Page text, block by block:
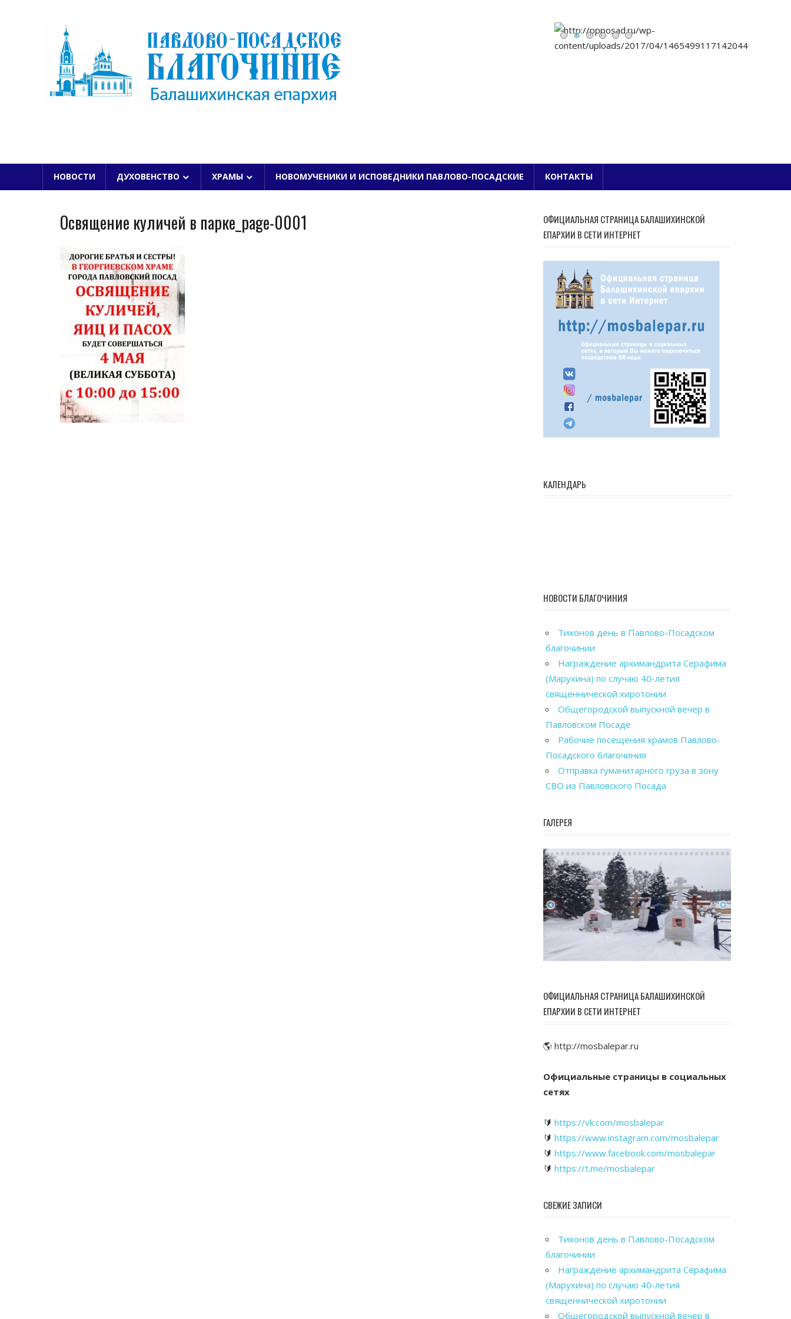
ПАВЛОВО-ПОСАДСКОЕ БЛАГОЧИНИЕ
НОВОСТИ ДУХОВЕНСТВО ХРАМЫ НОВОМУЧЕНИКИ И ИСПОВЕДНИКИ ПАВЛОВО-ПОСАДСКИЕ КОНТАКТЫ
Освящение куличей в парке_page-0001
ОФИЦИАЛЬНАЯ СТРАНИЦА БАЛАШИХИНСКОЙ
ЕПАРХИИ В СЕТИ ИНТЕРНЕТ
КАЛЕНДАРЬ
НОВОСТИ БЛАГОЧИНИЯ
Тихонов день в Павлово-Посадском
благочинии
Награждение архимандрита Серафима
(Марухина) по случаю 40-летия
священнической хиротонии
Общегородской выпускной вечер в
Павловском Посаде
Рабочие посещения храмов Павлово-
Посадского благочиния
Отправка гуманитарного груза в зону
СВО из Павловского Посада
ГАЛЕРЕЯ
ОФИЦИАЛЬНАЯ СТРАНИЦА БАЛАШИХИНСКОЙ
ЕПАРХИИ В СЕТИ ИНТЕРНЕТ
🌎 http://mosbalepar.ru
Официальные страницы в социальных
сетях
🔰 https://vk.com/mosbalepar
🔰 https://www.instagram.com/mosbalepar
🔰 https://www.facebook.com/mosbalepar
🔰 https://t.me/mosbalepar
СВЕЖИЕ ЗАПИСИ
Тихонов день в Павлово-Посадском
благочинии
Награждение архимандрита Серафима
(Марухина) по случаю 40-летия
священнической хиротонии
Общегородской выпускной вечер в